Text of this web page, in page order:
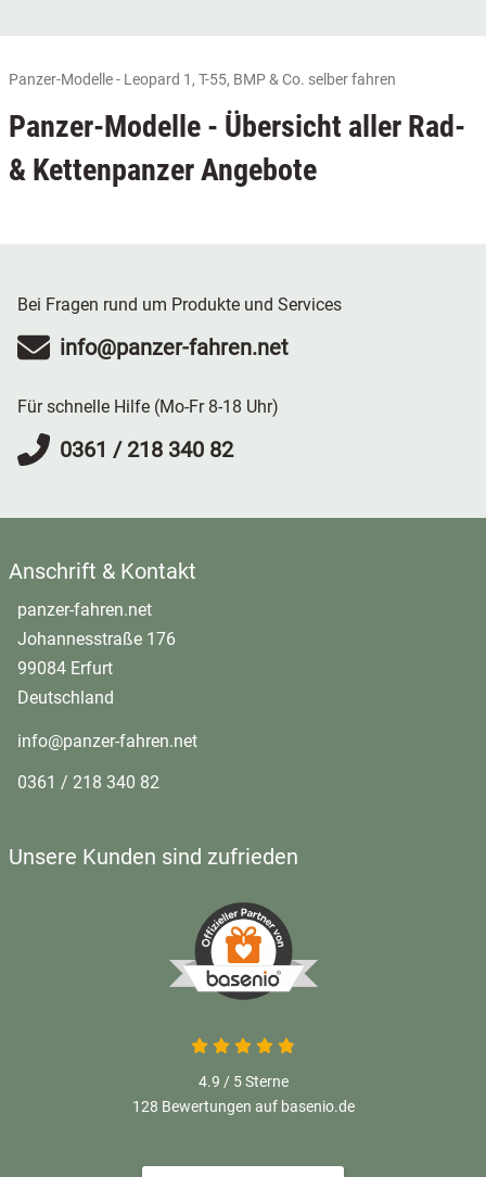
Panzer-Modelle - Leopard 1, T-55, BMP & Co. selber fahren
Panzer-Modelle - Übersicht aller Rad-
& Kettenpanzer Angebote
Bei Fragen rund um Produkte und Services
info@panzer-fahren.net
Für schnelle Hilfe (Mo-Fr 8-18 Uhr)
0361 / 218 340 82
Anschrift & Kontakt
panzer-fahren.net
Johannesstraße 176
99084 Erfurt
Deutschland
info@panzer-fahren.net
0361 / 218 340 82
Unsere Kunden sind zufrieden
4.9 / 5Sterne
128 Bewertungen auf basenio.de